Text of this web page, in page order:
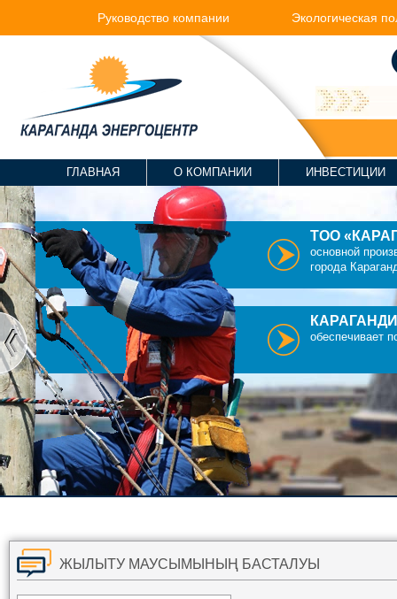
Руководство компании Экологическая
ГЛАВНАЯ О КОМПАНИИ ИНВЕСТИЦИИ
ТОО
ЖЫЛЫТУ МАУСЫМЫНЫҢ БАСТАЛУЫ